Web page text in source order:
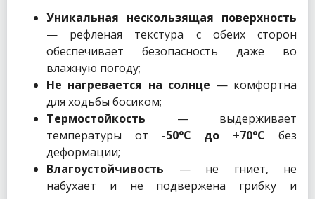
Уникальная нескользящая поверхность
— рефленая текстура с обеих сторон
обеспечивает безопасность даже во
влажную погоду;
Не нагревается на солнце — комфортна
для ходьбы босиком;
Термостойкость — выдерживает
температуры от -50°C до +70°C без
деформации;
Влагоустойчивость — не гниет, не
набухает и не подвержена грибку и